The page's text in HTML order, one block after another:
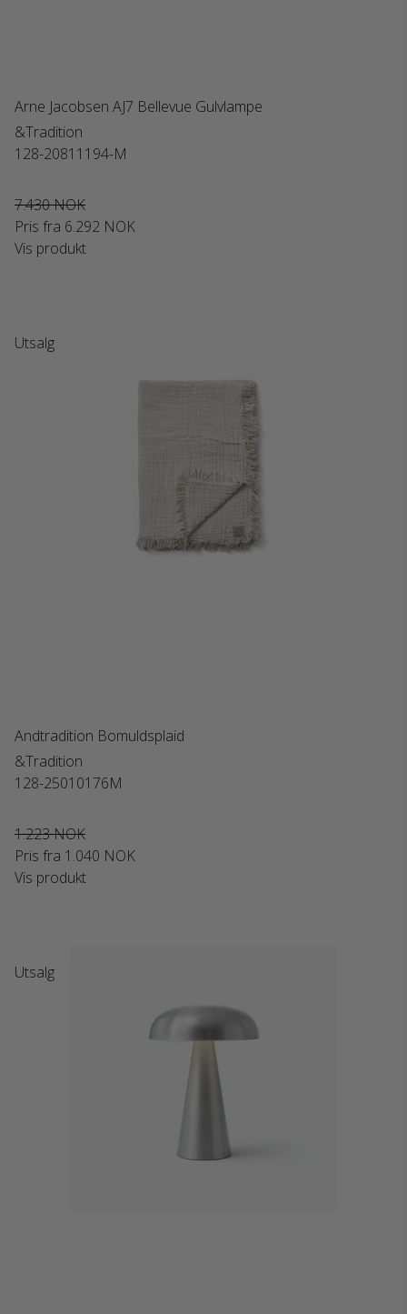
Arne Jacobsen AJ7 Bellevue Gulvlampe
&Tradition
128-20811194-M
7.430 NOK
Pris fra 6.292 NOK
Vis produkt
Utsalg
Andtradition Bomuldsplaid
&Tradition
128-25010176M
1.223 NOK
Pris fra 1.040 NOK
Vis produkt
Utsalg